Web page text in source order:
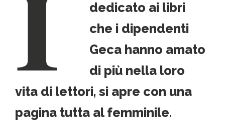
dedicato ai libri
che i dipendenti
Geca hanno amato
di più nella loro
vita di lettori, si apre con una
pagina tutta al femminile.